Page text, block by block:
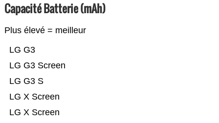
Capacité Batterie (mAh)
Plus élevé = meilleur
LG X Screen
LG X Screen
LG G3 S
LG G3 Screen
LG G3